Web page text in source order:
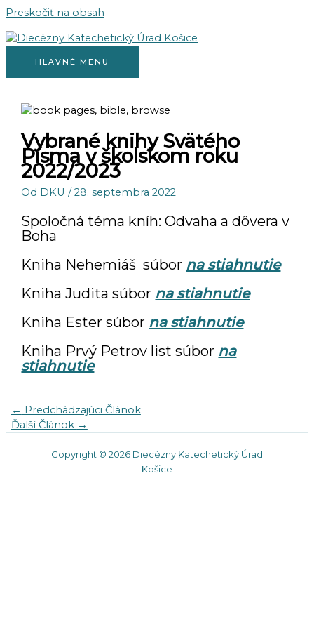
Preskočiť na obsah
HLAVNÉ MENU
Vybrané knihy Svätého
Písma v školskom roku
2022/2023
Od DKU/28. septembra 2022
Spoločná téma kníh: Odvaha a dôvera v
Boha
Kniha Nehemiáš súbor na stiahnutie
Kniha Judita súbor na stiahnutie
Kniha Ester súbor na stiahnutie
Kniha Prvý Petrov list súbor na
stiahnutie
← Predchádzajúci Článok
Ďalší Článok →
Copyright © 2026 Diecézny Katechetický Úrad
Košice